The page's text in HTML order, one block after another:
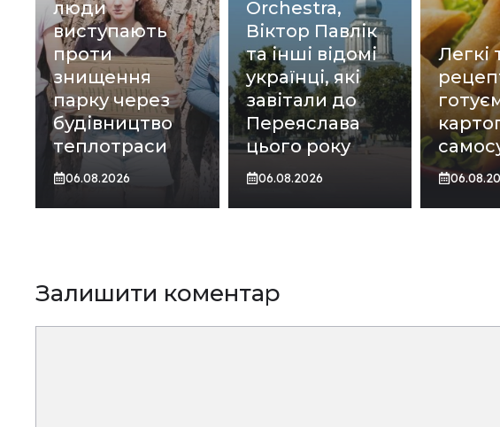
люди
виступають
проти
знищення
парку через
будівництво
теплотраси
06.08.2026
Orchestra,
Віктор Павлік
та інші відомі
українці, які
завітали до
Переяслава
цього року
06.08.2026
Легкі
Залишити коментар